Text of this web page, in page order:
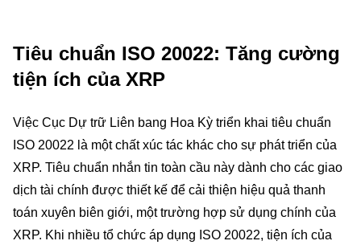
Tiêu chuẩn ISO 20022: Tăng cường
tiện ích của XRP
Việc Cục Dự trữ Liên bang Hoa Kỳ triển khai tiêu chuẩn
ISO 20022 là một chất xúc tác khác cho sự phát triển của
XRP. Tiêu chuẩn nhắn tin toàn cầu này dành cho các giao
dịch tài chính được thiết kế để cải thiện hiệu quả thanh
toán xuyên biên giới, một trường hợp sử dụng chính của
XRP. Khi nhiều tổ chức áp dụng ISO 20022, tiện ích của